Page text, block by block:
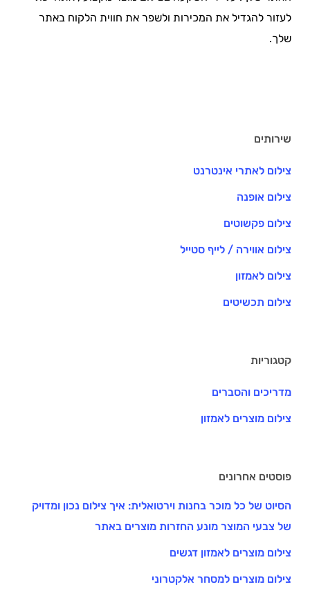
לעזור להגדיל את המכירות ולשפר את חווית הלקוח באתר
שלך.
שירותים
צילום לאתרי אינטרנט
צילום אופנה
צילום פקשוטים
צילום אווירה / לייף סטייל
צילום לאמזון
צילום תכשיטים
קטגוריות
מדריכים והסברים
צילום מוצרים לאמזון
פוסטים אחרונים
הסיוט של כל מוכר בחנות וירטואלית: איך צילום נכון ומדויק
של צבעי המוצר מונע החזרות מוצרים באתר
צילום מוצרים לאמזון דגשים
צילום מוצרים למסחר אלקטרוני